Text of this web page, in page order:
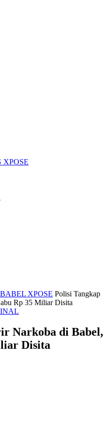
BABEL XPOSE Polisi Tangkap
Rp 35 Miliar Disita
Narkoba di Babel,
Disita